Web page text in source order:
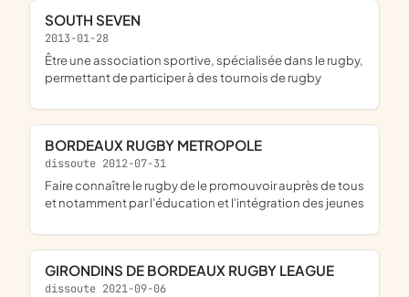
SOUTH SEVEN
2013-01-28
être une association sportive, spécialisée dans le rugby,
permettant de participer à des tournois de rugby
BORDEAUX RUGBY METROPOLE
dissoute 2012-07-31
faire connaître le rugby de le promouvoir auprès de tous
et notamment par l'éducation et l'intégration des jeunes
GIRONDINS DE BORDEAUX RUGBY LEAGUE
dissoute 2021-09-06